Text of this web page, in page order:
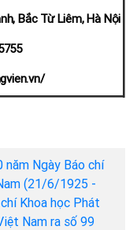
Bắc Từ Liêm, Hà Nội
năm Ngày Báo chí
(21/6/1925 -
Khoa học Phát
Nam ra số 99